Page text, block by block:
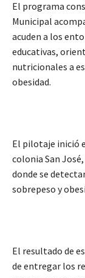
El programa
Municipal
acuden a los
educativas,
nutricionales a
obesidad.
El pilotaje inició
colonia San
donde se
sobrepeso y
El resultado de
de entregar los